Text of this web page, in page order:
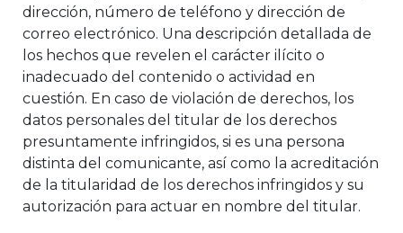
dirección, número de teléfono y dirección de
correo electrónico. Una descripción detallada de
los hechos que revelen el carácter ilícito o
inadecuado del contenido o actividad en
cuestión. En caso de violación de derechos, los
datos personales del titular de los derechos
presuntamente infringidos, si es una persona
distinta del comunicante, así como la acreditación
de la titularidad de los derechos infringidos y su
autorización para actuar en nombre del titular.